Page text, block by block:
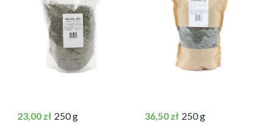
Cena
23,00 zł 250 g Cena
36,50 zł 250 g